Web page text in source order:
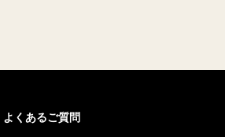
よくあるご質問